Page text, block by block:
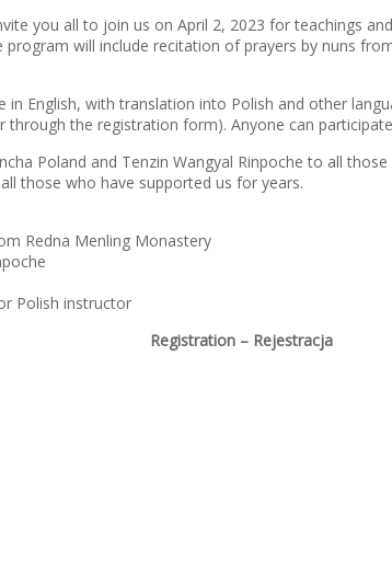
you all to join us on April 2, 2023 for teachings
program will include recitation of prayers by nuns
English, with translation into Polish and other
the registration form). Anyone can
Poland and Tenzin Wangyal Rinpoche to all
those who have supported us for years.
Redna Menling Monastery
Polish instructor
Registration – Rejestracja